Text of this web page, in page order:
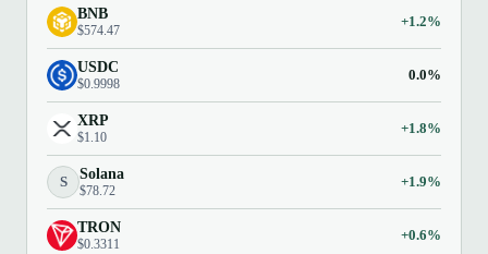
BNB
$574.47
+1.2%
USDC
$0.9998
0.0%
XRP
$1.10
+1.8%
S Solana
$78.72
+1.9%
TRON
$0.3311
+0.6%